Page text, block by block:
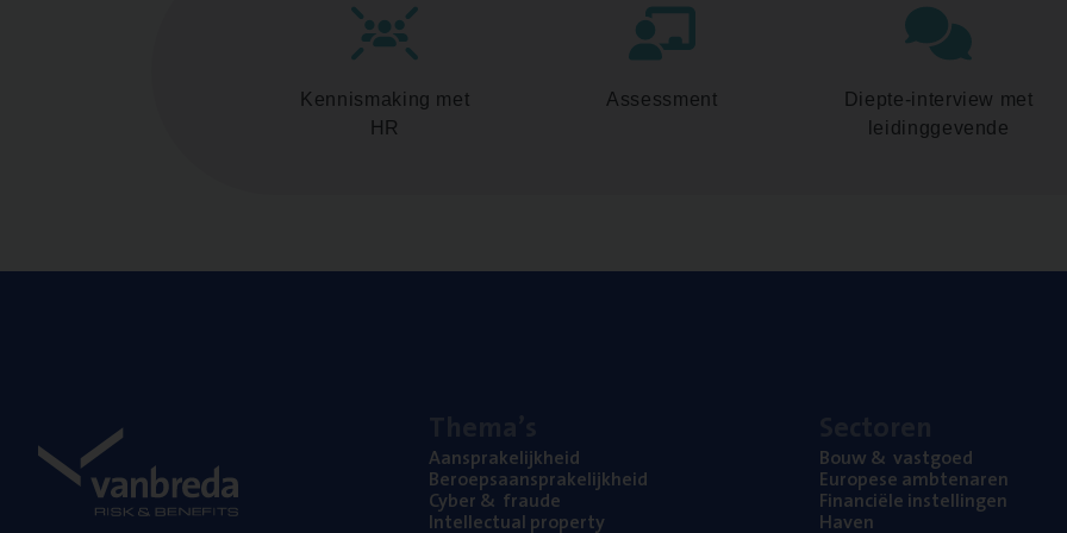
Kennismaking met
HR
Assessment
Diepte-interview met
leidinggevende
Aan­spra­ke­lijk­heid
Beroeps­aan­spra­ke­lijk­heid
Cyber& fraude
Intel­lec­tu­al property
Bouw& vastgoed
Euro­pe­se ambtenaren
Finan­ci­ë­le instellingen
Haven